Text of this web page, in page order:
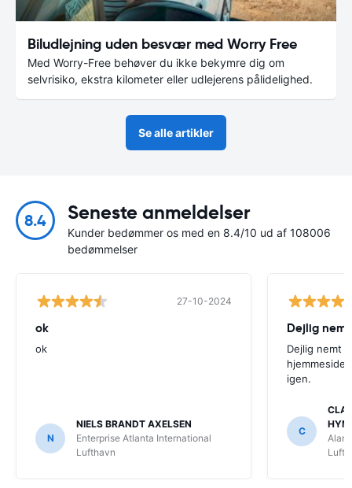
Biludlejning uden besvær med Worry Free
Med Worry-Free behøver du ikke bekymre dig om
selvrisiko, ekstra kilometer eller udlejerens pålidelighed.
Se alle artikler
8.4 Seneste anmeldelser
Kunder bedømmer os med en 8.4/10 ud af 108006
bedømmelser
27-10-2024
ok
ok
N
NIELS BRANDT AXELSEN
Enterprise Atlanta International
Lufthavn
Dejlig
Dejlig nemt
igen.
C